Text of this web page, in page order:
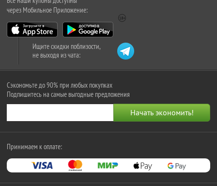
через Мобильное Приложение:
Ищите скидки поблизости,
не выходя из чата:
Сэкономьте до 90% при любых покупках
Подпишитесь на самые выгодные предложения
Принимаем к оплате: